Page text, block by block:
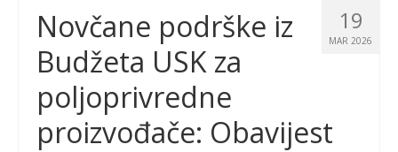
19
MAR 2026
Novčane podrške iz
Budžeta USK za
poljoprivredne
proizvođače: Obavijest